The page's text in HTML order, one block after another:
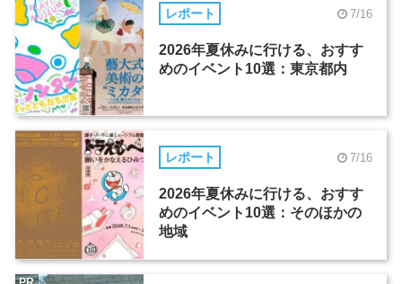
レポート 7/16
2026年夏休みに行ける、おすす
めのイベント10選：東京都内
レポート 7/16
2026年夏休みに行ける、おすす
めのイベント10選：そのほかの
地域